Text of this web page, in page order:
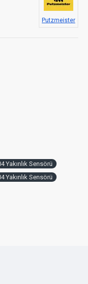
Putzmeister
Yakınlık Sensörü
Yakınlık Sensörü